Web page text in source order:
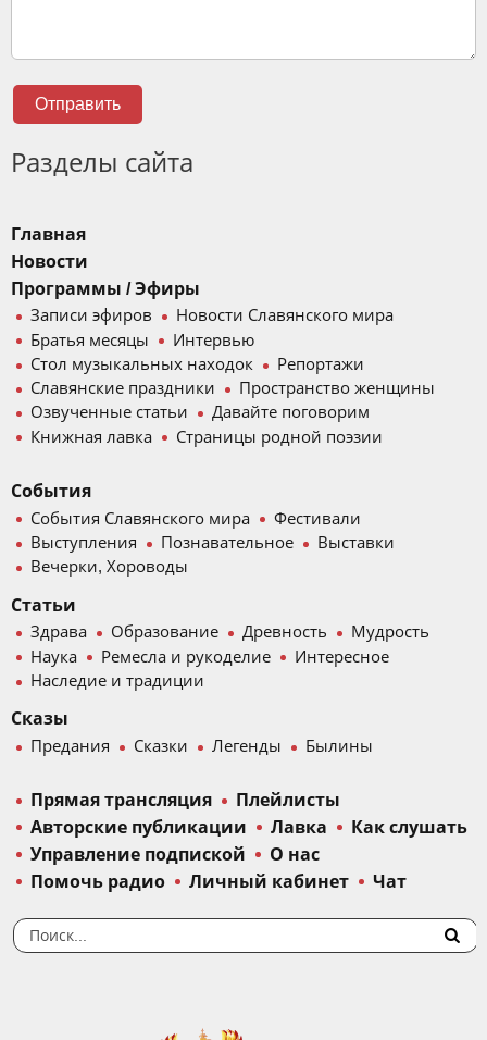
Отправить
Разделы сайта
Главная
Новости
Программы / Эфиры
Записи эфиров
Новости Славянского мира
Братья месяцы
Интервью
Стол музыкальных находок
Репортажи
Славянские праздники
Пространство женщины
Озвученные статьи
Давайте поговорим
Книжная лавка
Страницы родной поэзии
События
События Славянского мира
Фестивали
Выступления
Познавательное
Выставки
Вечерки, Хороводы
Статьи
Здрава Образование Древность
Мудрость
Наука
Ремесла и рукоделие
Интересное
Наследие и традиции
Сказы
Предания Сказки Легенды Былины
Прямая трансляция
Плейлисты
Авторские публикации
Лавка
Как слушать
Управление подпиской
О нас
Помочь радио
Личный кабинет Чат